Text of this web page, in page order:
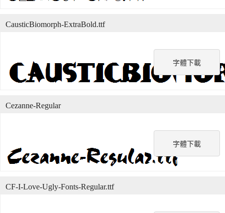
字體下載
CausticBiomorph-ExtraBold.ttf
字體下載
Cezanne-Regular
CF-I-Love-Ugly-Fonts-Regular.ttf